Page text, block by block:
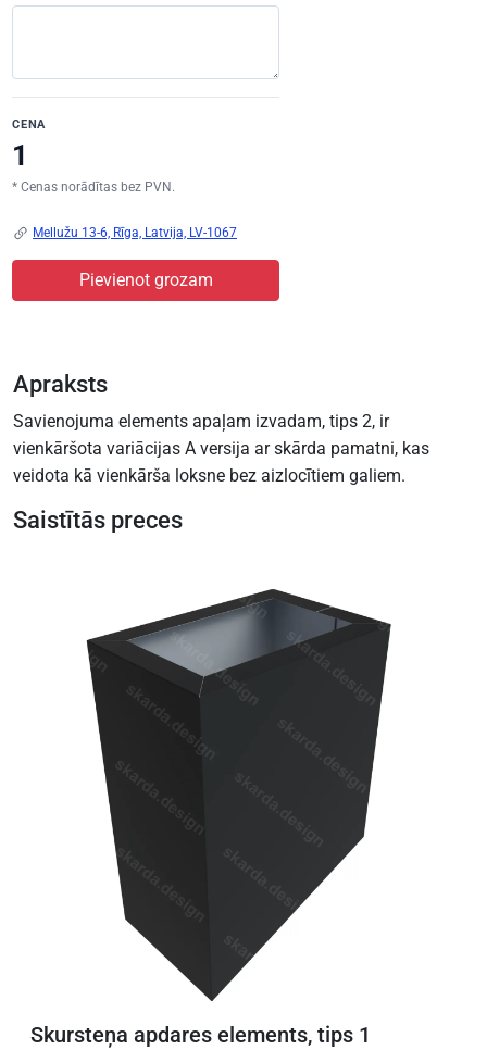
CENA
* Cenas norādītas bez PVN.
Mellužu 13-6, Rīga, Latvija, LV-1067
Pievienot grozam
Apraksts
Savienojuma elements apaļam izvadam, tips 2, ir
vienkāršota variācijas A versija ar skārda pamatni, kas
veidota kā vienkārša loksne bez aizlocītiem galiem.
Saistītās preces
Skursteņa apdares elements, tips 1